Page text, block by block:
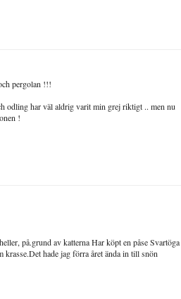
pergolan !!!
odling har väl aldrig varit min grej riktigt .. men nu
!
på.grund av katterna Har köpt en påse Svartöga
hade jag förra året ända in till snön